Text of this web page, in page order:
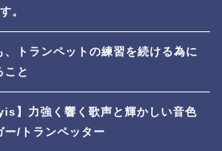
。
、トランペットの練習を続ける為に
こと
】力強く響く歌声と輝かしい音色
ー/トランペッター